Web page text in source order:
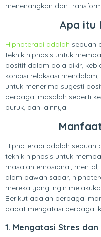
menenangkan dan
Apa itu
Hipnoterapi adalah sebuah
teknik hipnosis untuk
positif dalam pola pikir,
kondisi relaksasi
untuk menerima sugesti
berbagai masalah seperti
buruk, dan lainnya.
Hipnoterapi adalah sebuah
teknik hipnosis untuk
masalah emosional,
alam bawah sadar,
mereka yang ingin
Berikut adalah berbagai
dapat mengatasi berbagai
1. Mengatasi Stres dan